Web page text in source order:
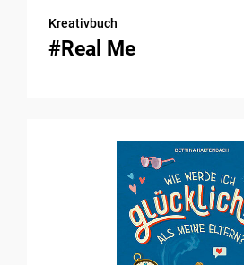
Kreativbuch
#Real Me